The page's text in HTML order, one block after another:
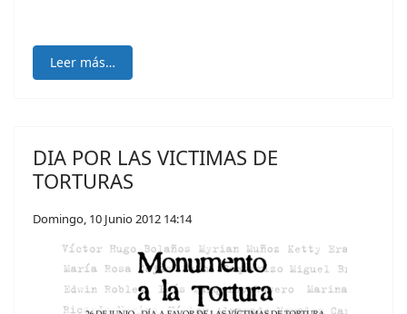
Leer más…
DIA POR LAS VICTIMAS DE
TORTURAS
Domingo, 10 Junio 2012 14:14